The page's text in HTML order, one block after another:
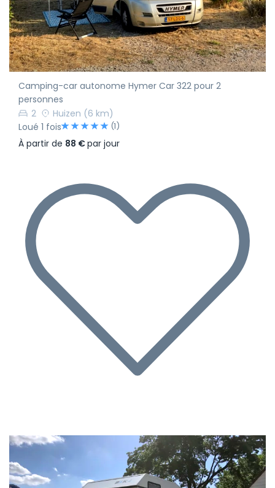
Camping-car autonome Hymer Car 322 pour 2
personnes
2
Huizen (6 km)
Loué 1 fois
(1)
À partir de 88 €par jour